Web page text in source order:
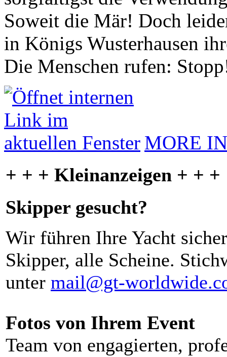
Soweit die Mär! Doch
in Königs Wusterhausen
Die Menschen rufen:
MORE
+ + + Kleinanzeigen + + +
Skipper gesucht?
Wir führen Ihre Yacht
Skipper, alle Scheine.
unter mail@gt-
Fotos von Ihrem Event
Team von engagierten,